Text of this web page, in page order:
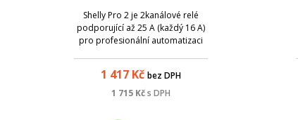
Shelly Pro 2 je 2kanálové relé
podporující až 25 A (každý 16 A)
pro profesionální automatizaci
vybaven bezpotenciálovými
výstupy (suché kontakty).
1 417Kč bez DPH
1 715Kčs DPH